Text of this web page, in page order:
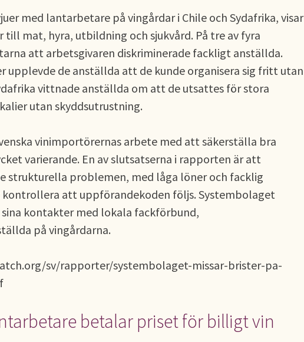
med lantarbetare på vingårdar i Chile och Sydafrika, visar
mat, hyra, utbildning och sjukvård. På tre av fyra
att arbetsgivaren diskriminerade fackligt anställda.
upplevde de anställda att de kunde organisera sig fritt utan
vittnade anställda om att de utsattes för stora
utan skyddsutrustning.
vinimportörernas arbete med att säkerställa bra
varierande. En av slutsatserna i rapporten är att
strukturella problemen, med låga löner och facklig
att uppförandekoden följs. Systembolaget
kontakter med lokala fackförbund,
på vingårdarna.
sv/rapporter/systembolaget-missar-brister-pa-
betalar priset för billigt vin